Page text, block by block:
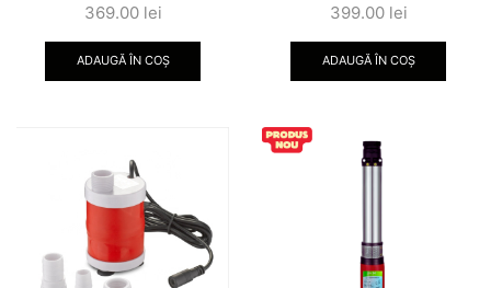
369.00 lei
ADAUGĂ ÎN COȘ
399.00 lei
ADAUGĂ ÎN COȘ